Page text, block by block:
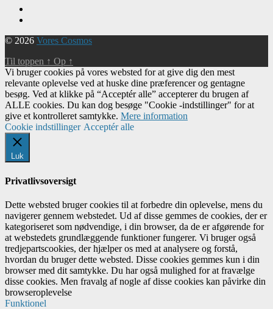
© 2026 Vores Cosmos
Til toppen ↑ Op ↑
Vi bruger cookies på vores websted for at give dig den mest
relevante oplevelse ved at huske dine præferencer og gentagne
besøg. Ved at klikke på “Acceptér alle” accepterer du brugen af ​​
ALLE cookies. Du kan dog besøge "Cookie -indstillinger" for at
give et kontrolleret samtykke. Mere information
Cookie indstillinger Acceptér alle
Luk
Privatlivsoversigt
Dette websted bruger cookies til at forbedre din oplevelse, mens du
navigerer gennem webstedet. Ud af disse gemmes de cookies, der er
kategoriseret som nødvendige, i din browser, da de er afgørende for
at webstedets grundlæggende funktioner fungerer. Vi bruger også
tredjepartscookies, der hjælper os med at analysere og forstå,
hvordan du bruger dette websted. Disse cookies gemmes kun i din
browser med dit samtykke. Du har også mulighed for at fravælge
disse cookies. Men fravalg af nogle af disse cookies kan påvirke din
browseroplevelse
Funktionel